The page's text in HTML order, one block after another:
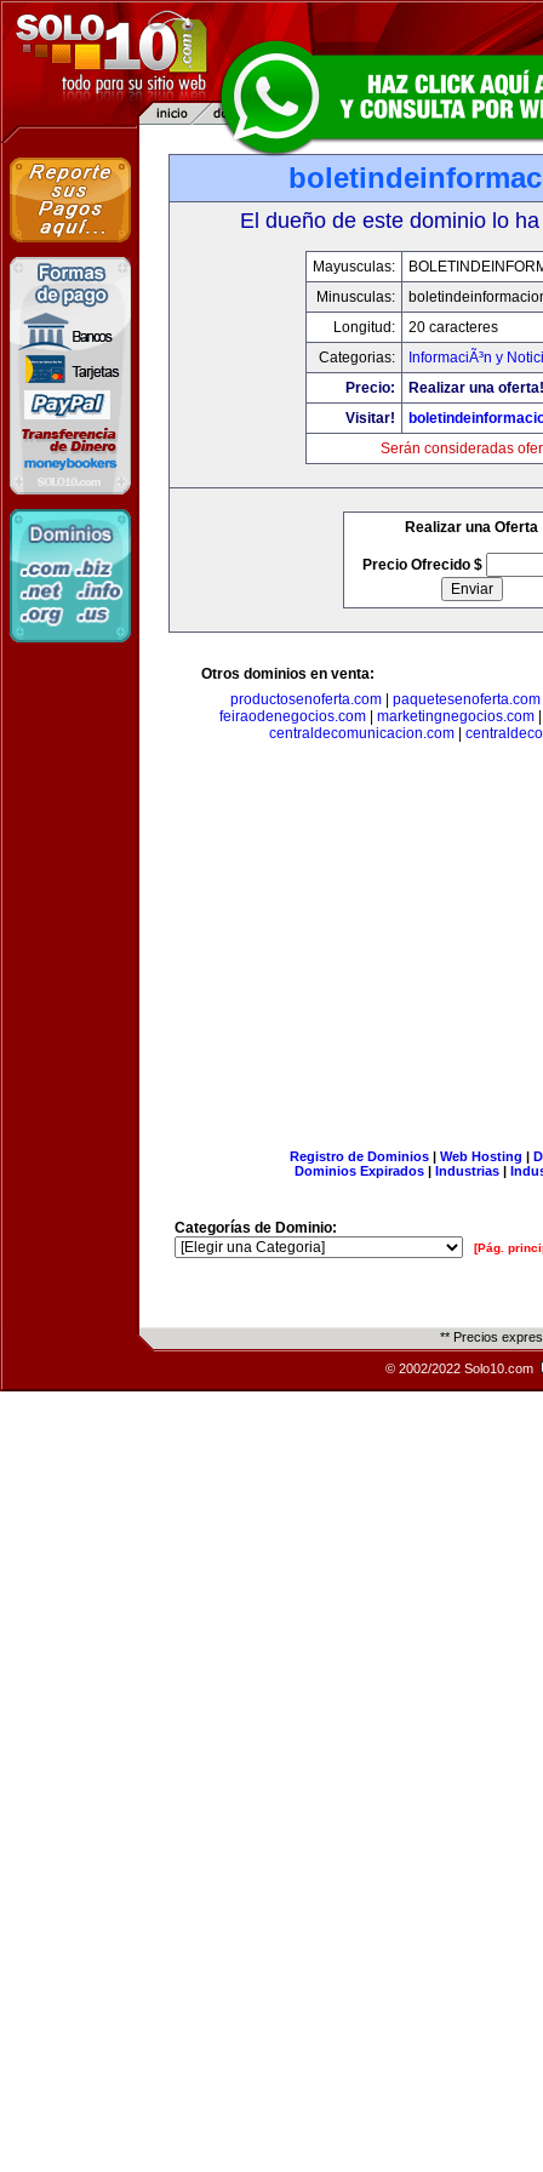
El dueño de este dominio lo
Mayusculas:
Minusculas:
Longitud:
20 caracteres
Categorias:
InformaciÃ³n y
Precio:
Realizar una oferta!
Visitar!
Serán consideradas
Realizar una Oferta
Precio Ofrecido $
Otros dominios en venta:
productosenoferta.com| paquetesenoferta.com
feiraodenegocios.com
marketingnegocios.com
centraldecomunicacion.com
Registro de Dominios| Web Hosting |
Dominios Expirados | Industrias |
Categorías de Dominio:
[Pág.
** Precios
© 2002/2022 Solo10.com